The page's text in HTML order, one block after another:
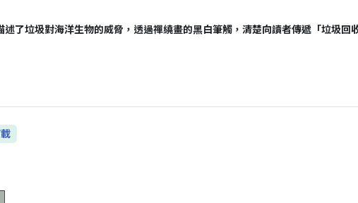
述了垃圾對海洋生物的威脅，透過禪繞畫的黑白筆觸，清楚向讀者傳遞「垃圾回